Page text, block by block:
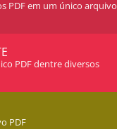
PDF em um único arquivo
PDF dentre diversos
PDF